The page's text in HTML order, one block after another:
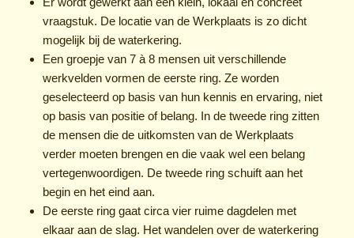
vraagstuk. De locatie van de Werkplaats is zo dicht
mogelijk bij de waterkering.
Een groepje van 7 à 8 mensen uit verschillende
werkvelden vormen de eerste ring. Ze worden
geselecteerd op basis van hun kennis en ervaring, niet
op basis van positie of belang. In de tweede ring zitten
de mensen die de uitkomsten van de Werkplaats
verder moeten brengen en die vaak wel een belang
vertegenwoordigen. De tweede ring schuift aan het
begin en het eind aan.
De eerste ring gaat circa vier ruime dagdelen met
elkaar aan de slag. Het wandelen over de waterkering